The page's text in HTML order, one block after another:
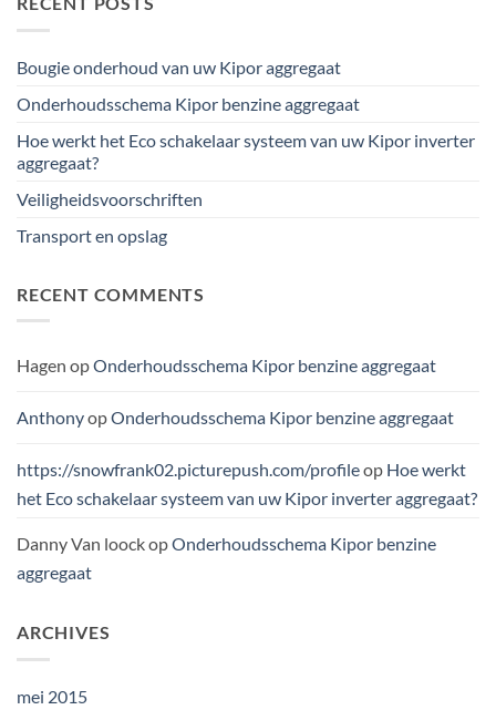
Bougie onderhoud van uw Kipor aggregaat
Onderhoudsschema Kipor benzine aggregaat
Hoe werkt het Eco schakelaar systeem van uw Kipor inverter
aggregaat?
Veiligheidsvoorschriften
Transport en opslag
RECENT COMMENTS
Hagen opOnderhoudsschema Kipor benzine aggregaat
AnthonyopOnderhoudsschema Kipor benzine aggregaat
https://snowfrank02.picturepush.com/profileop Hoe werkt
het Eco schakelaar systeem van uw Kipor inverter aggregaat?
Danny Van loockopOnderhoudsschema Kipor benzine
aggregaat
ARCHIVES
mei 2015